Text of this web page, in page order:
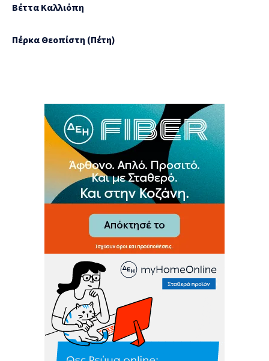
Βέττα Καλλιόπη
Πέρκα Θεοπίστη (Πέτη)